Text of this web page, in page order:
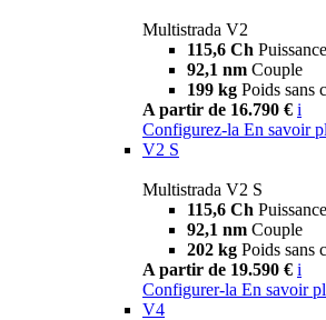
Multistrada V2
115,6 Ch Puissance
92,1 nm Couple
199 kg Poids sans
A partir de 16.790 € i
Configurez-la En savoir
V2 S
Multistrada V2 S
115,6 Ch Puissance
92,1 nm Couple
202 kg Poids sans
A partir de 19.590 € i
Configurer-la En savoir
V4